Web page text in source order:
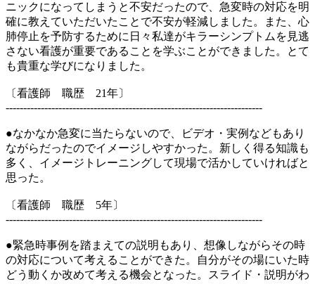
ニックになってしまうと不安だったので、急変時の対応を明
確に教えていただいたことで不安が軽減しました。また、心
肺停止を予防するために日々私達がキラーシンプトムを見逃
さない看護が重要であることを学ぶことができました。とて
も貴重な学びになりました。
〔看護師 職歴 21年〕
-------------------------------------------------------------------------
●なかなか急変に当たらないので、ビデオ・実例などもあり
ながらだったのでイメージしやすかった。新しく得る知識も
多く、イメージトレーニングして現場で活かしていければと
思った。
〔看護師 職歴 5年〕
-------------------------------------------------------------------------
●緊急時事例を踏まえての説明もあり、想像しながらその時
の対応について考えることができた。自分がその場にいた時
どう動くか改めて考える機会となった。スライド・説明がわ